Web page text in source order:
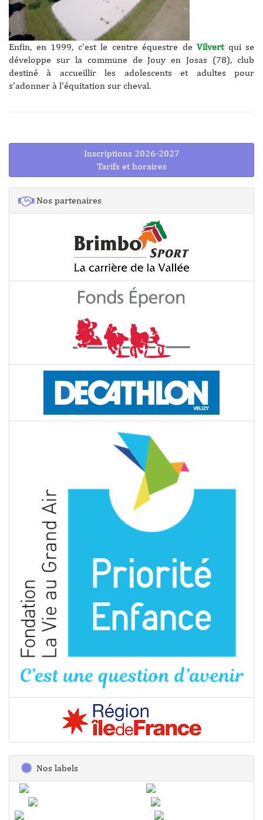
Enfin, en 1999, c'est le centre équestre de Vilvertqui se
développe sur la commune de Jouy en Josas (78), club
destiné à accueillir les adolescents et adultes pour
s'adonner à l'équitation sur cheval.
Inscriptions 2026-2027
Tarifs et horaires
Nos partenaires
Nos labels